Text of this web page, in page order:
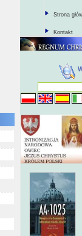
Strona
Kontakt